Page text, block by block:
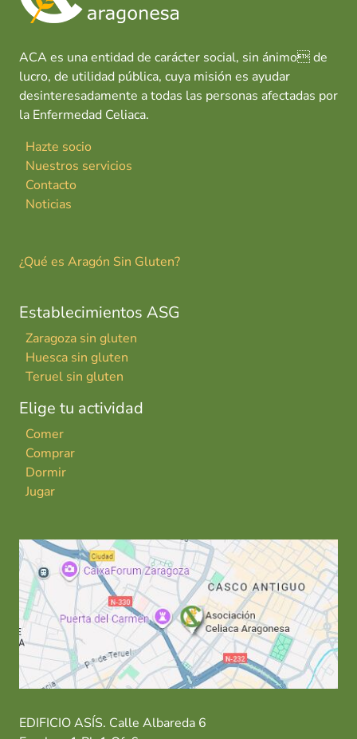
ACA es una entidad de carácter social, sin ánimo de
lucro, de utilidad pública, cuya misión es ayudar
desinteresadamente a todas las personas afectadas por
la Enfermedad Celiaca.
Hazte socio
Nuestros servicios
Contacto
Noticias
¿Qué es Aragón Sin Gluten?
Establecimientos ASG
Zaragoza sin gluten
Huesca sin gluten
Teruel sin gluten
Elige tu actividad
Comer
Comprar
Dormir
Jugar
EDIFICIO ASÍS. Calle Albareda 6